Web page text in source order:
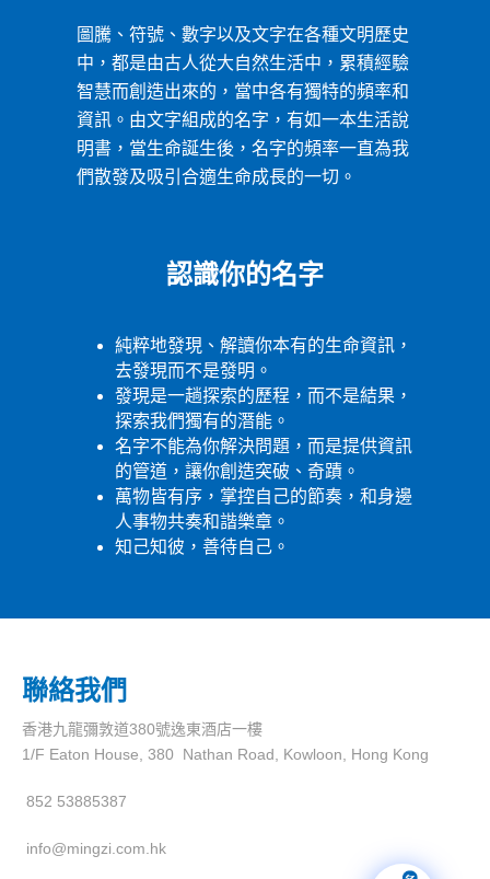
圖騰、符號、數字以及文字在各種文明歷史
中，都是由古人從大自然生活中，累積經驗
智慧而創造出來的，當中各有獨特的頻率和
資訊。由文字組成的名字，有如一本生活說
明書，當生命誕生後，名字的頻率一直為我
們散發及吸引合適生命成長的一切。
認識你的名字
純粹地發現、解讀你本有的生命資訊，
去發現而不是發明。
發現是一趟探索的歷程，而不是結果，
探索我們獨有的潛能。
名字不能為你解決問題，而是提供資訊
的管道，讓你創造突破、奇蹟。
萬物皆有序，掌控自己的節奏，和身邊
人事物共奏和諧樂章。
知己知彼，善待自己。
聯絡我們
香港九龍彌敦道380號逸東酒店一樓
1/F Eaton House, 380 Nathan Road, Kowloon, Hong Kong
852 53885387
info@mingzi.com.hk